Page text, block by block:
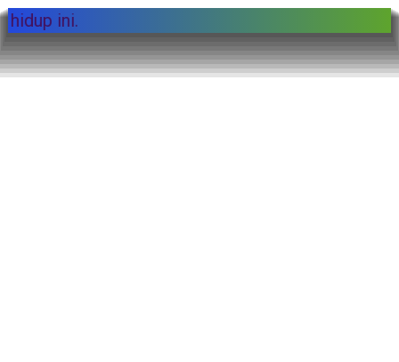
kami. Selamat menikmati situs yang hidup